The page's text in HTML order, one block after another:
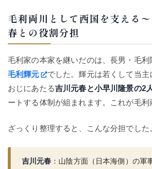
毛利両川として西国を支える
春との役割分担
毛利家の本家を継いだのは、長男・毛利
毛利輝元
でした。輝元は若くして当主
おじにあたる吉川元春と小早川隆景の2
ートする体制が組まれます。これが毛利
ざっくり整理すると、こんな分担でした
吉川元春 ：山陰方面（日本海側）の軍